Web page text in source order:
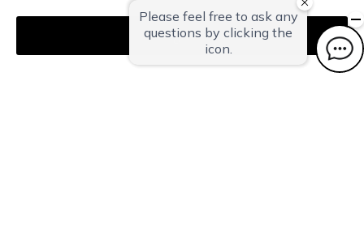
Agree